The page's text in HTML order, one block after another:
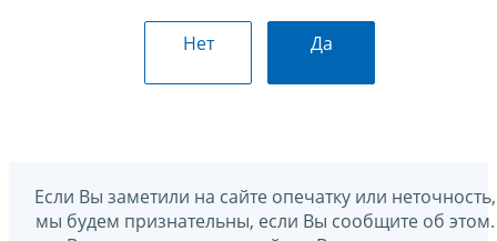
Нет Да
Если Вы заметили на сайте опечатку или неточность,
мы будем признательны, если Вы сообщите об этом.